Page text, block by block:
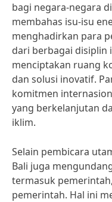
bagi negara-negara
membahas isu-isu
menghadirkan para
dari berbagai disiplin
menciptakan ruang
dan solusi inovatif.
komitmen
yang berkelanjutan
iklim.
Selain pembicara
Bali juga
termasuk
pemerintah. Hal ini